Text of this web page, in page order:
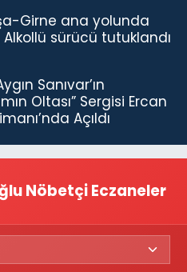
Girne ana yolunda
Alkollü sürücü tutuklandı
Sanıvar’ın
Oltası” Sergisi Ercan
Açıldı
Nöbetçi Eczaneler